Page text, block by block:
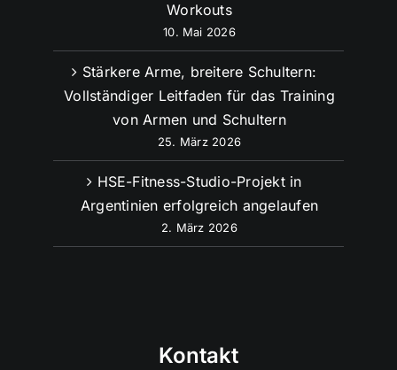
Workouts
10. Mai 2026
Stärkere Arme, breitere Schultern:
Vollständiger Leitfaden für das Training
von Armen und Schultern
25. März 2026
HSE-Fitness-Studio-Projekt in
Argentinien erfolgreich angelaufen
2. März 2026
Kontakt